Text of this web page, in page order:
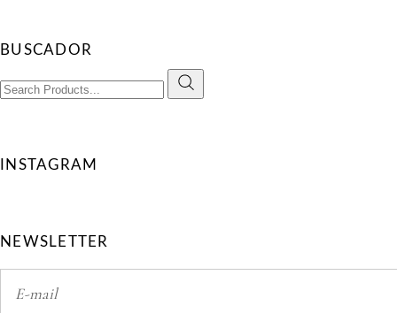
BUSCADOR
Search
for:
INSTAGRAM
NEWSLETTER